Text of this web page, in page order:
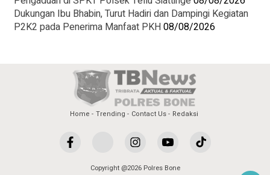
Dukungan Ibu Bhabin, Turut Hadiri dan Dampingi Kegiatan
P2K2 pada Penerima Manfaat PKH08/08/2026
Home Trending Contact Us Redaksi
Copyright @2026 Polres Bone